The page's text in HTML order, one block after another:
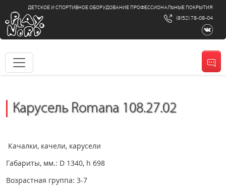
ДЕТСКОЕ И СПОРТИВНОЕ ОБОРУДОВАНИЕ ПРОФЕССИОНАЛЬНЫЕ ПОКРЫТИЯ
(8152) 78-08-04
Карусель Romana 108.27.02
Качалки, качели, карусели
Габариты, мм.: D 1340, h 698
Возрастная группа: 3-7